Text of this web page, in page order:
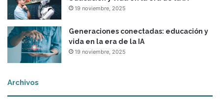
19 noviembre, 2025
Generaciones conectadas: educación y
vida en la era de la IA
19 noviembre, 2025
Archivos